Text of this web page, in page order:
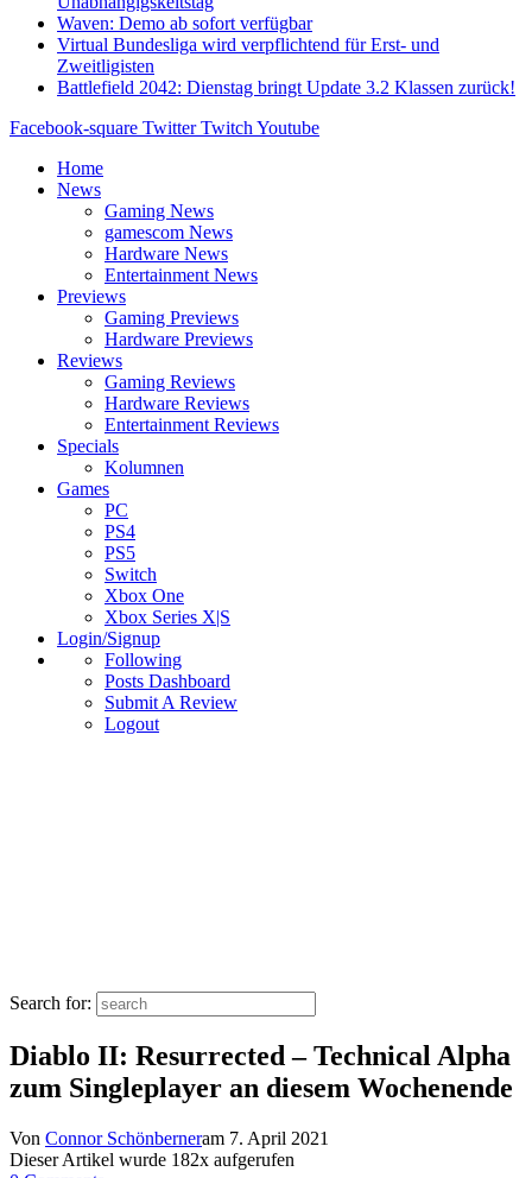
Waven: Demo ab sofort verfügbar
Virtual Bundesliga wird verpflichtend für Erst- und
Zweitligisten
Battlefield 2042: Dienstag bringt Update 3.2 Klassen zurück!
Facebook-square Twitter Twitch Youtube
Home
News
Gaming News
gamescom News
Hardware News
Entertainment News
Previews
Gaming Previews
Hardware Previews
Reviews
Gaming Reviews
Hardware Reviews
Entertainment Reviews
Specials
Kolumnen
Games
PC
PS4
PS5
Switch
Xbox One
Xbox Series X|S
Login/Signup
Following
Posts Dashboard
Submit A Review
Logout
Search for:
Diablo II: Resurrected – Technical Alpha
zum Singleplayer an diesem Wochenende
Von Connor Schönberneram 7. April 2021
Dieser Artikel wurde 182x aufgerufen